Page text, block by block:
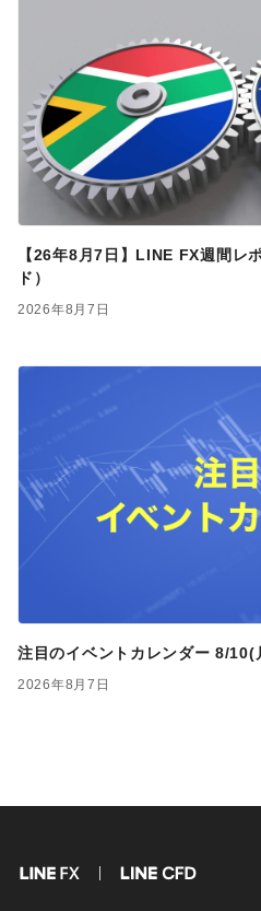
【26年8月7日】LINE FX週間レ
ド）
2026年8月7日
注目のイベントカレンダー 8/
2026年8月7日